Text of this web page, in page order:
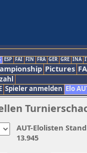
ESP FAI FIN FRA GER GRE INA
Pictures
Spieler anmelden Elo
AUT-Elolisten
13.945